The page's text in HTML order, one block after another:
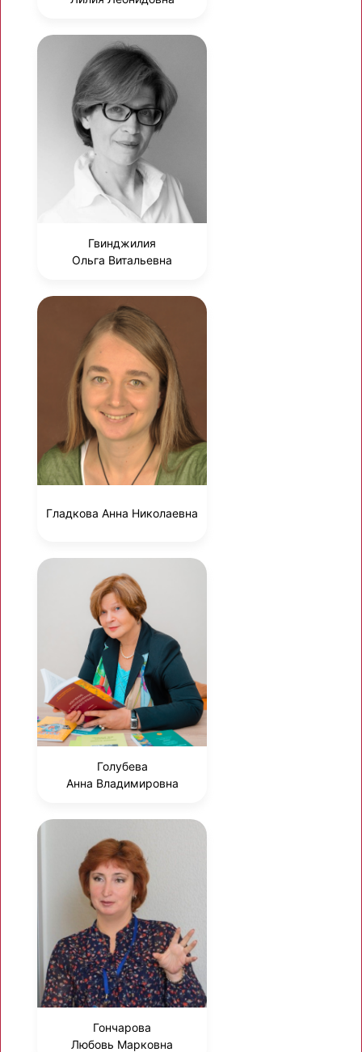
Гвинджилия
Ольга Витальевна
Гладкова Анна Николаевна
Голубева
Анна Владимировна
Гончарова
Любовь Марковна